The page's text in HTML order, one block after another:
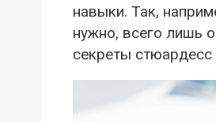
навыки. Так,
нужно, всего лишь
секреты